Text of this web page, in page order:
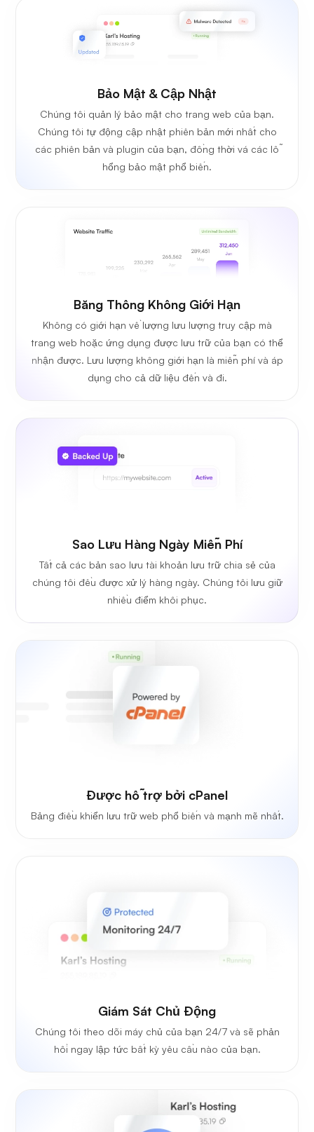
Bảo Mật & Cập Nhật
Chúng tôi quản lý bảo mật cho trang web của bạn.
Chúng tôi tự động cập nhật phiên bản mới nhất cho
các phiên bản và plugin của bạn, đồng thời vá các lỗ
hổng bảo mật phổ biến.
Băng Thông Không Giới Hạn
Không có giới hạn về lượng lưu lượng truy cập mà
trang web hoặc ứng dụng được lưu trữ của bạn có thể
nhận được. Lưu lượng không giới hạn là miễn phí và áp
dụng cho cả dữ liệu đến và đi.
Sao Lưu Hàng Ngày Miễn Phí
Tất cả các bản sao lưu tài khoản lưu trữ chia sẻ của
chúng tôi đều được xử lý hàng ngày. Chúng tôi lưu giữ
nhiều điểm khôi phục.
Được hỗ trợ bởi cPanel
Bảng điều khiển lưu trữ web phổ biến và mạnh mẽ nhất.
Giám Sát Chủ Động
Chúng tôi theo dõi máy chủ của bạn 24/7 và sẽ phản
hồi ngay lập tức bất kỳ yêu cầu nào của bạn.